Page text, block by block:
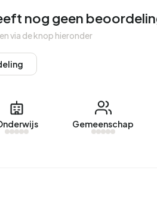
jaar zijn er geen
De meest
nog geen
via de knop hieronder
Gemeenschap